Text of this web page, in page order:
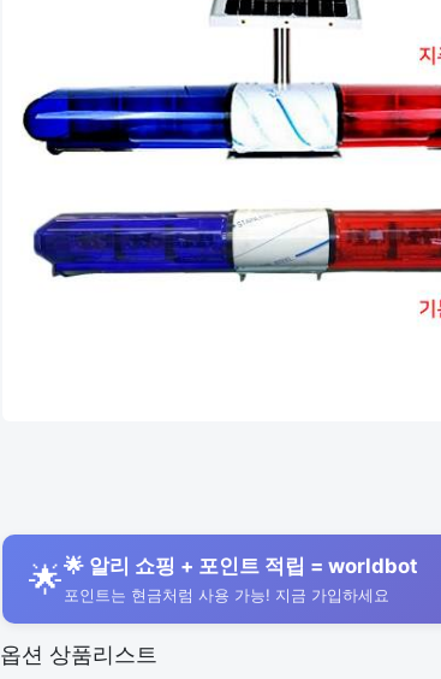
🌟🌟 알리 쇼핑 + 포인트 적립 = worldbot
포인트는 현금처럼 사용 가능! 지금 가입하세요
옵션 상품리스트